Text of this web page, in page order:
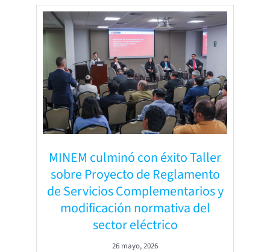
MINEM culminó con éxito Taller
sobre Proyecto de Reglamento
de Servicios Complementarios y
modificación normativa del
sector eléctrico
26 mayo, 2026